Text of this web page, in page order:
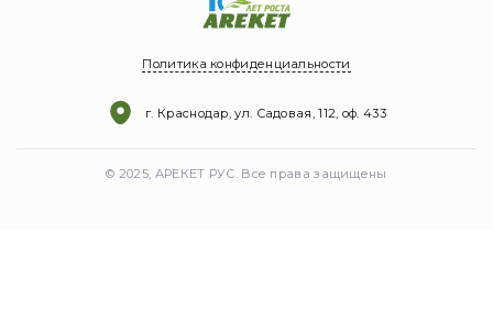
Политика конфиденциальности
г. Краснодар, ул. Садовая, 112, оф. 433
© 2025, АРЕКЕТ РУС. Все права защищены